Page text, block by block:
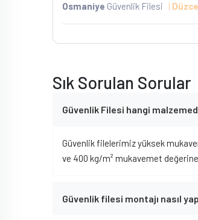
Osmaniye Güvenlik Filesi | Düzce
Sık Sorulan Sorular
Güvenlik Filesi hangi
Güvenlik filelerimiz yüksek
ve 400 kg/m² mukavemet
Güvenlik filesi montajı nasıl